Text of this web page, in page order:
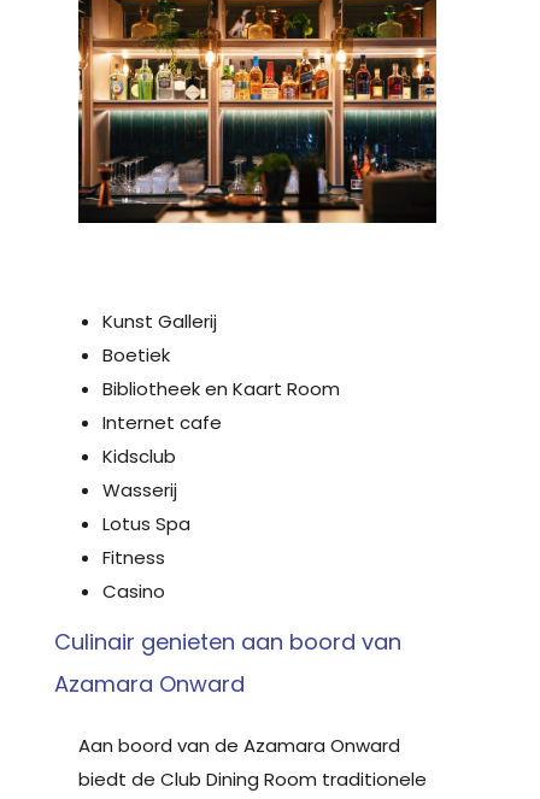
Kunst Gallerij
Boetiek
Bibliotheek en Kaart Room
Internet cafe
Kidsclub
Wasserij
Lotus Spa
Fitness
Casino
Culinair genieten aan boord van
Azamara Onward
Aan boord van de Azamara Onward
biedt de Club Dining Room traditionele